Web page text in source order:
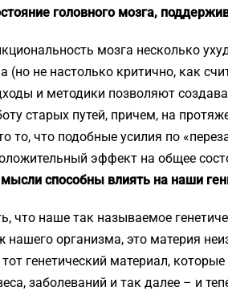
головного мозга,
мозга несколько
(но не настолько критично, как
и методики позволяют
старых путей, причем, на
то, что подобные усилия по
эффект на общее
способны влиять на наши
что наше так называемое
нашего организма, это материя
генетический материал,
заболеваний и так далее – и